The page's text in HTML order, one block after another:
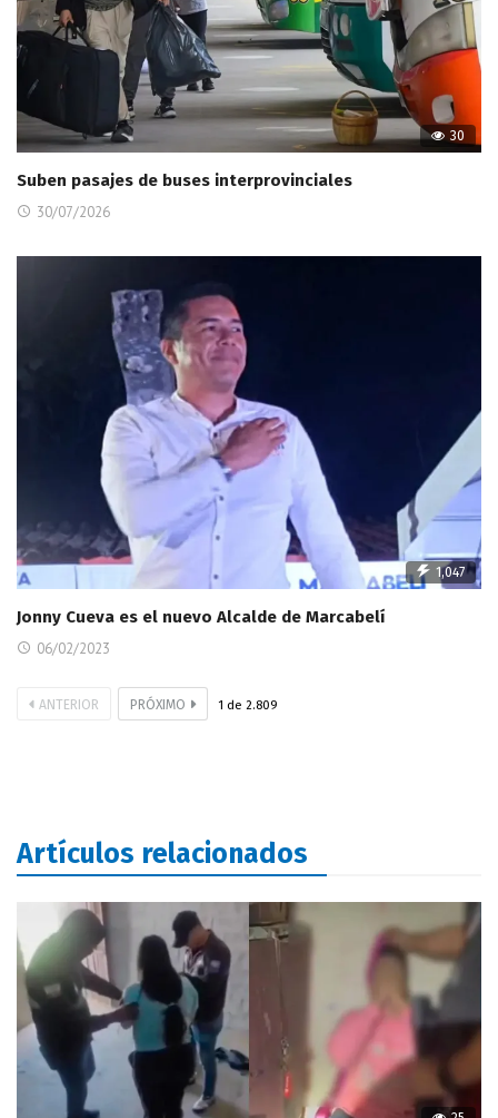
30
Suben pasajes de buses interprovinciales
30/07/2026
1,047
Jonny Cueva es el nuevo Alcalde de Marcabelí
06/02/2023
ANTERIOR PRÓXIMO 1 de 2.809
Artículos relacionados